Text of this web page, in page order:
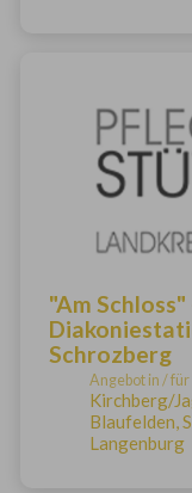
"Am
Schrozberg
Angebot in / für
Kirchberg/
Blaufelden,
Langenburg